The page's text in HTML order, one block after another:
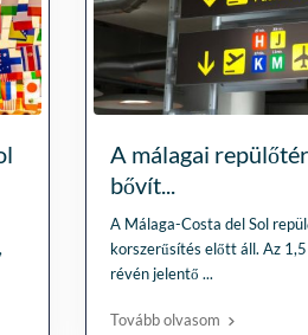
A málagai
bővít...
A Málaga-Costa del Sol
korszerűsítés előtt áll. Az
révén jelentő ...
Tovább olvasom